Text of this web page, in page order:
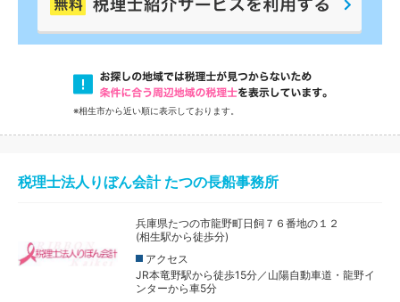
※相生市から近い順に表示しております。
税理士法人りぼん会計 たつの長船事務所
兵庫県たつの市龍野町日飼７６番地の１２
(相生駅から徒歩分)
アクセス
JR本竜野駅から徒歩15分／山陽自動車道・龍野イ
ンターから車5分